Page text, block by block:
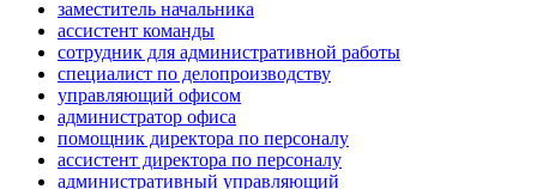
заместитель начальника
ассистент команды
сотрудник для административной работы
специалист по делопроизводству
управляющий офисом
администратор офиса
помощник директора по персоналу
ассистент директора по персоналу
административный управляющий